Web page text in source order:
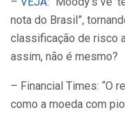
nota do Brasil”,
classificação de risco
assim, não é mesmo?
– Financial Times: “O
como a moeda com